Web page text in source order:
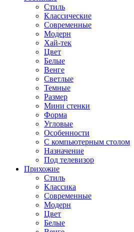
Стиль
Классические
Современные
Модерн
Хай-тек
Цвет
Белые
Венге
Светлые
Темные
Размер
Мини стенки
Форма
Угловые
Особенности
С компьютерным столом
Назначение
Под телевизор
Прихожие
Стиль
Классика
Современные
Модерн
Цвет
Белые